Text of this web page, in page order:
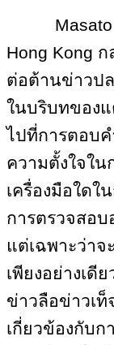
Masato
Hong Kong
ต่อต้านข่าวป
ในบริบทของแ
ไปที่การตอบค
ความตั้งใจใน
เครื่องมือใดใ
การตรวจสอบ
แต่เฉพาะว่า
เพียงอย่างเดี
ข่าวลือข่าวเท็
เกี่ยวข้องกับก